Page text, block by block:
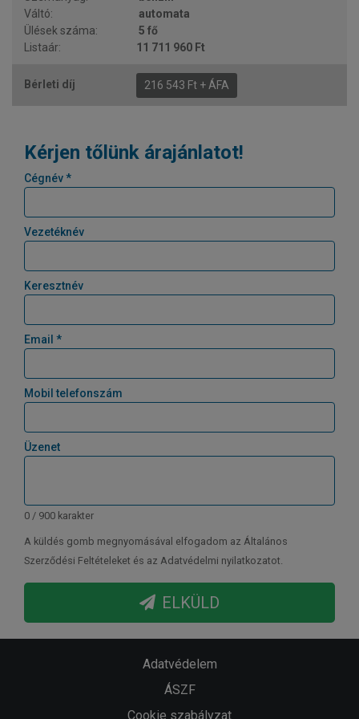
automata
5 fő
11 711 960 Ft
216 543 Ft + ÁFA
Kérjen tőlünk árajánlatot!
Cégnév *
Vezetéknév
Keresztnév
Email *
Mobil telefonszám
Üzenet
0 / 900 karakter
A küldés gomb megnyomásával elfogadom az Általános
Szerződési Feltételeket és az Adatvédelmi nyilatkozatot.
ELKÜLD
Adatvédelem
ÁSZF
Cookie szabályzat